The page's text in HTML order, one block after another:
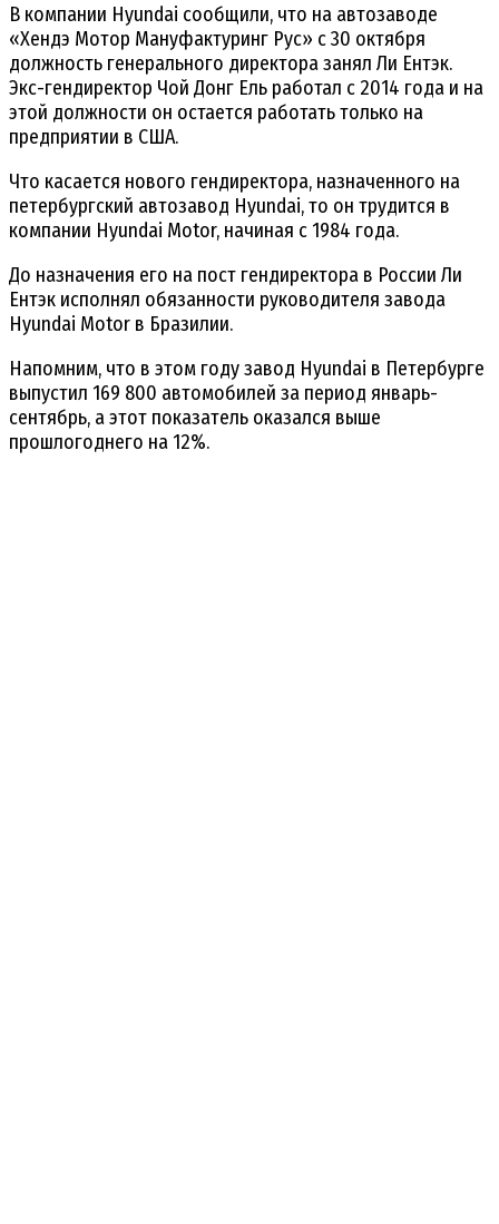
В компании Hyundai сообщили, что на автозаводе
«Хендэ Мотор Мануфактуринг Рус» с 30 октября
должность генерального директора занял Ли Ентэк.
Экс-гендиректор Чой Донг Ель работал с 2014 года и на
этой должности он остается работать только на
предприятии в США.
Что касается нового гендиректора, назначенного на
петербургский автозавод Hyundai, то он трудится в
компании Hyundai Motor, начиная с 1984 года.
До назначения его на пост гендиректора в России Ли
Ентэк исполнял обязанности руководителя завода
Hyundai Motor в Бразилии.
Напомним, что в этом году завод Hyundai в Петербурге
выпустил 169 800 автомобилей за период январь-
сентябрь, а этот показатель оказался выше
прошлогоднего на 12%.